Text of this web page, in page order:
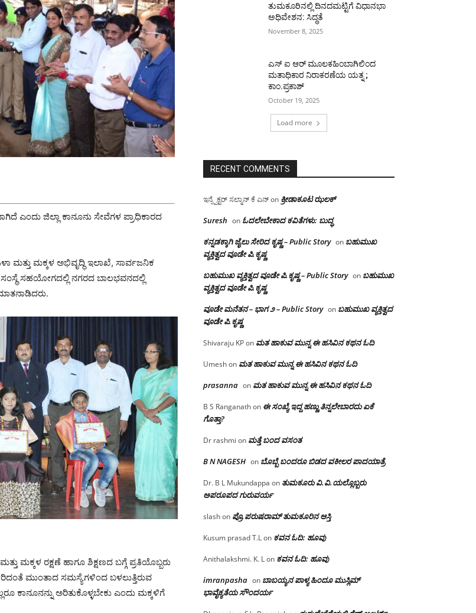
ಎಂದು ಜಿಲ್ಲಾ ಕಾನೂನು ಸೇವೆಗಳ ಪ್ರಾಧಿಕಾರದ
ಮತ್ತು ಮಕ್ಕಳ ಅಭಿವೃದ್ಧಿ ಇಲಾಖೆ, ಸಾರ್ವಜನಿಕ
ಸಹಯೋಗದಲ್ಲಿ ನಗರದ ಬಾಲಭವನದಲ್ಲಿ
ರಕ್ಷಣೆ ಹಾಗೂ ಶಿಕ್ಷಣದ ಬಗ್ಗೆ ಪ್ರತಿಯೊಬ್ಬರು
ಮುಂತಾದ ಸಮಸ್ಯೆಗಳಿಂದ ಬಳಲುತ್ತಿರುವ
ಕಾನೂನನ್ನು ಅರಿತುಕೊಳ್ಳಬೇಕು ಎಂದು ಮಕ್ಕಳಿಗೆ
ತುಮಕೂರಿನಲ್ಲಿ ದಿನದಮಟ್ಟಿಗೆ ವಿಧಾನಭಾ
ಅಧಿವೇಶನ: ಸಿದ್ಧತೆ
November 8, 2025
ಎಸ್ ಐ ಆರ್ ಮೂಲಕಹಿಂಬಾಗಿಲಿಂದ
ಮತಾಧಿಕಾರ ನಿರಾಕರಣೆಯ ಯತ್ನ ;
ಕಾಂ.ಪ್ರಕಾಶ್
October 19, 2025
Load more
RECENT COMMENTS
ಇನ್ಸ್ಪೆಕ್ಟರ್ ಸಲ್ಮಾನ್ ಕೆ ಎನ್on ಕ್ರೀಡಾಕೂಟ ಝಲಕ್
Suresh on ಓದಲೇಬೇಕಾದ‌ ಕವಿತೆಗಳು: ಬುದ್ಧ
ಕನ್ನಡಕ್ಕಾಗಿ ಜೈಲು ಸೇರಿದ ಕೃಷ್ಣ – Public Story on ಬಹುಮುಖ
ವ್ಯಕ್ತಿತ್ವದ ವೂಡೇ ಪಿ.ಕೃಷ್ಣ
ಬಹುಮುಖ ವ್ಯಕ್ತಿತ್ವದ ವೂಡೇ ಪಿ.ಕೃಷ್ಣ – Public Story on ಬಹುಮುಖ
ವ್ಯಕ್ತಿತ್ವದ ವೂಡೇ ಪಿ.ಕೃಷ್ಣ
ವೂಡೇ ಮನೆತನ – ಭಾಗ ೨ – Public Story on ಬಹುಮುಖ ವ್ಯಕ್ತಿತ್ವದ
ವೂಡೇ ಪಿ.ಕೃಷ್ಣ
Shivaraju KPon ಮತ ಹಾಕುವ ಮುನ್ನ ಈ ಹಸಿವಿನ ಕಥನ ಓದಿ
Umeshon ಮತ ಹಾಕುವ ಮುನ್ನ ಈ ಹಸಿವಿನ ಕಥನ ಓದಿ
prasanna on ಮತ ಹಾಕುವ ಮುನ್ನ ಈ ಹಸಿವಿನ ಕಥನ ಓದಿ
B S Ranganathon ಈ ಸಂಖ್ಯೆ ಇದ್ದ ಹಣ್ಣು ತಿನ್ನಲೇಬಾರದು ಏಕೆ
ಗೊತ್ತಾ?
Dr rashmi on ಮತ್ತೆ ಬಂದ ವಸಂತ
B N NAGESH on ಬೊಬ್ಬೆ ಬಂದರೂ ಬಿಡದ ವಕೀಲರ ಪಾದಯಾತ್ರೆ
Dr. B L Mukundappa on ತುಮಕೂರು‌ ವಿ.ವಿ.ಯಲ್ಲೊಬ್ಬರು
ಅಪರೂಪದ ಗುರುವರ್ಯ
slashon ಪ್ರೊ.ಪರುಷರಾಮ್ ತುಮಕೂರಿನ ಆಸ್ತಿ
Kusum prasad T.Lon ಕವನ ಓದಿ: ಹೂವು
Anithalakshmi. K. Lon ಕವನ ಓದಿ: ಹೂವು
imranpasha on ಬಾಬಯ್ಯನ ಪಾಳ್ಯ ಹಿಂದೂ ಮುಸ್ಲಿಮ್
ಭಾವೈಕ್ಯತೆಯ ಸೌಂದರ್ಯ